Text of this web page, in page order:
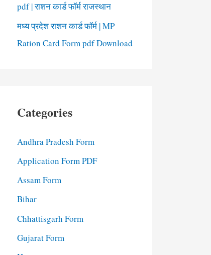
pdf | राशन कार्ड फॉर्म राजस्थान
मध्य प्रदेश राशन कार्ड फॉर्म | MP
Ration Card Form pdf Download
Categories
Andhra Pradesh Form
Application Form PDF
Assam Form
Bihar
Chhattisgarh Form
Gujarat Form